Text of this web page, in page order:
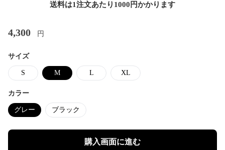
送料は1注文あたり 1000 円かかります
4,300 円
サイズ
S M L XL
カラー
グレー ブラック
購入画面に進む